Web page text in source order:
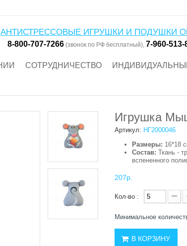
АНТИСТРЕССОВЫЕ ИГРУШКИ И ПОДУШКИ
8-800-707-7266 (звонок по РФ бесплатный), 7-960-513-
СОТРУДНИЧЕСТВО
Игрушка
Артикул: НГ2000046
Размеры: 16*18
Состав: Ткань -
вспененного
207р.
Кол-во :
Минимальное
В КОРЗИНУ